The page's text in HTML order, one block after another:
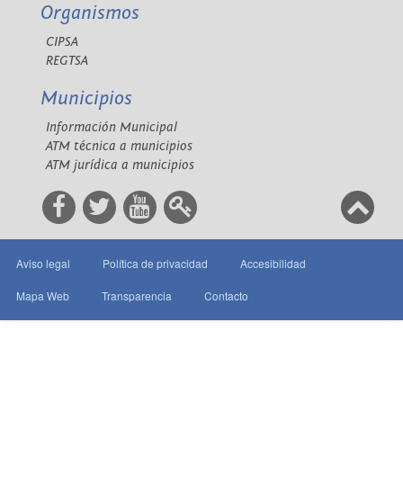
Organismos
CIPSA
REGTSA
Municipios
Información Municipal
ATM técnica a municipios
ATM jurídica a municipios
Aviso legal Política de privacidad Accesibilidad
Mapa Web Transparencia Contacto